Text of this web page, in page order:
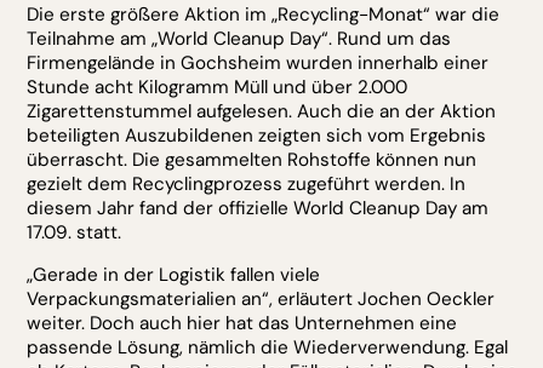
Die erste größere Aktion im „Recycling-Monat“ war die
Teilnahme am „World Cleanup Day“. Rund um das
Firmengelände in Gochsheim wurden innerhalb einer
Stunde acht Kilogramm Müll und über 2.000
Zigarettenstummel aufgelesen. Auch die an der Aktion
beteiligten Auszubildenen zeigten sich vom Ergebnis
überrascht. Die gesammelten Rohstoffe können nun
gezielt dem Recyclingprozess zugeführt werden. In
diesem Jahr fand der offizielle World Cleanup Day am
17.09. statt.
„Gerade in der Logistik fallen viele
Verpackungsmaterialien an“, erläutert Jochen Oeckler
weiter. Doch auch hier hat das Unternehmen eine
passende Lösung, nämlich die Wiederverwendung. Egal